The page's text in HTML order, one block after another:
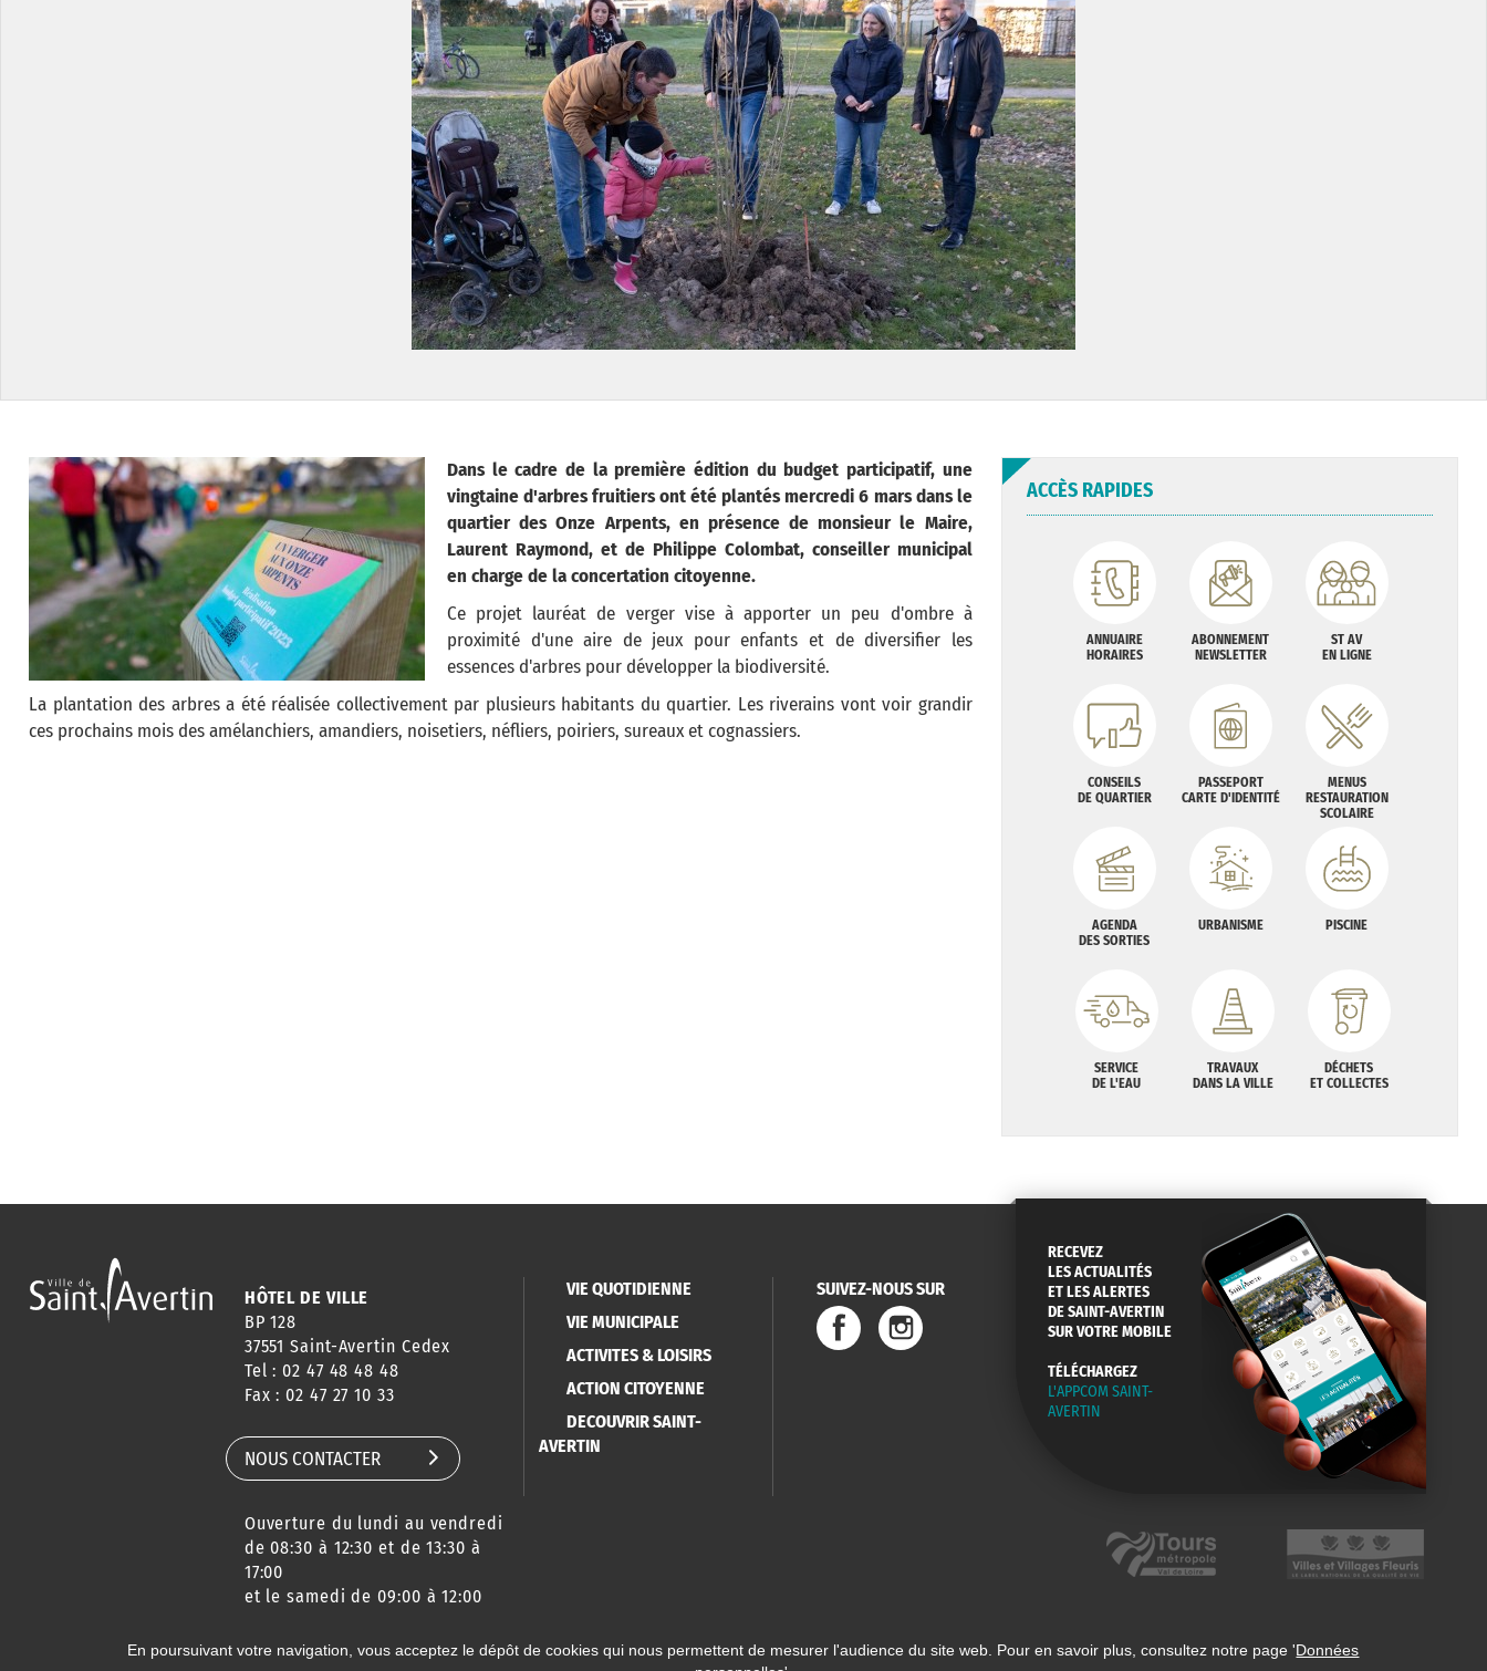
Dans le cadre de la première édition du budget participatif, une
vingtaine d'arbres fruitiers ont été plantés mercredi 6 mars dans le
quartier des Onze Arpents, en présence de monsieur le Maire,
Laurent Raymond, et de Philippe Colombat, conseiller municipal
en charge de la concertation citoyenne.
Ce projet lauréat de verger vise à apporter un peu d'ombre à
proximité d'une aire de jeux pour enfants et de diversifier les
essences d'arbres pour développer la biodiversité.
La plantation des arbres a été réalisée collectivement par plusieurs habitants du quartier. Les riverains vont voir grandir
ces prochains mois des amélanchiers, amandiers, noisetiers, néfliers, poiriers, sureaux et cognassiers.
ACCÈS RAPIDES
ANNUAIRE
HORAIRES
ABONNEMENT
NEWSLETTER
ST AV
EN LIGNE
CONSEILS
DE QUARTIER
PASSEPORT
CARTE D'IDENTITÉ
MENUS
RESTAURATION
SCOLAIRE
AGENDA
DES SORTIES
URBANISME PISCINE
SERVICE
DE L'EAU
TRAVAUX
DANS LA VILLE
DÉCHETS
ET COLLECTES
HÔTEL DE VILLE
BP 128
37551 Saint-Avertin Cedex
Tel : 02 47 48 48 48
Fax : 02 47 27 10 33
NOUS CONTACTER
Ouverture du lundi au vendredi
de 08:30 à 12:30 et de 13:30 à
17:00
et le samedi de 09:00 à 12:00
VIE QUOTIDIENNE
VIE MUNICIPALE
ACTIVITES & LOISIRS
ACTION CITOYENNE
DECOUVRIR SAINT-
AVERTIN
SUIVEZ-NOUS SUR
RECEVEZ
LES ACTUALITÉS
ET LES ALERTES
DE SAINT-AVERTIN
SUR VOTRE MOBILE
TÉLÉCHARGEZ
L'APPCOM SAINT-
AVERTIN
En poursuivant votre navigation, vous acceptez le dépôt de cookies qui nous permettent de mesurer l'audience du site web. Pour en savoir plus, consultez notre page 'Données